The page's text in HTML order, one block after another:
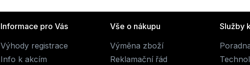
Informace pro Vás
Výhody registrace
Info k akcím
Vše o nákupu
Výměna zboží
Reklamační řád
Služby